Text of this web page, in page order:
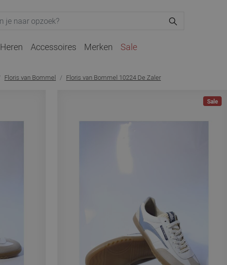
Heren Accessoires Merken Sale
Floris van Bommel Floris van Bommel 10224 De Zaler
Sale